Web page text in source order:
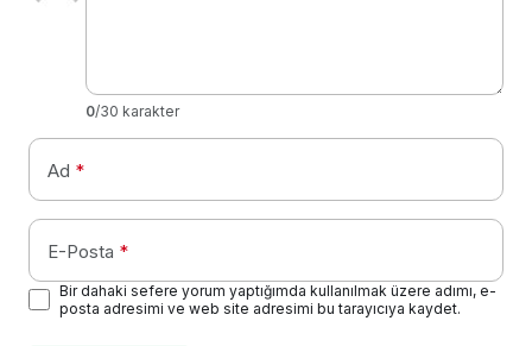
0/30 karakter
Ad *
E-Posta *
Bir dahaki sefere yorum yaptığımda kullanılmak üzere adımı, e-
posta adresimi ve web site adresimi bu tarayıcıya kaydet.